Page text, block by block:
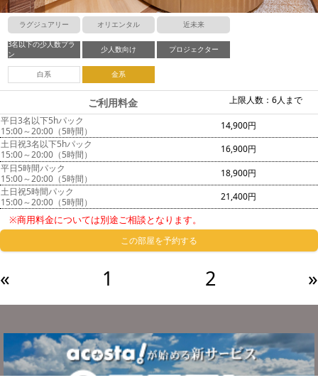
ラグジュアリー オリエンタル 近未来
3名以下の少人数プラ
ン
少人数向け プロジェクター
白系 金系
上限人数：6人まで
ご利用料金
平日3名以下5hパック
15:00～20:00（5時間）
14,900円
土日祝3名以下5hパック
15:00～20:00（5時間）
16,900円
平日5時間パック
15:00～20:00（5時間）
18,900円
土日祝5時間パック
15:00～20:00（5時間）
21,400円
※商用料金については別途ご相談となります。
この部屋を予約する
« 1 2 »